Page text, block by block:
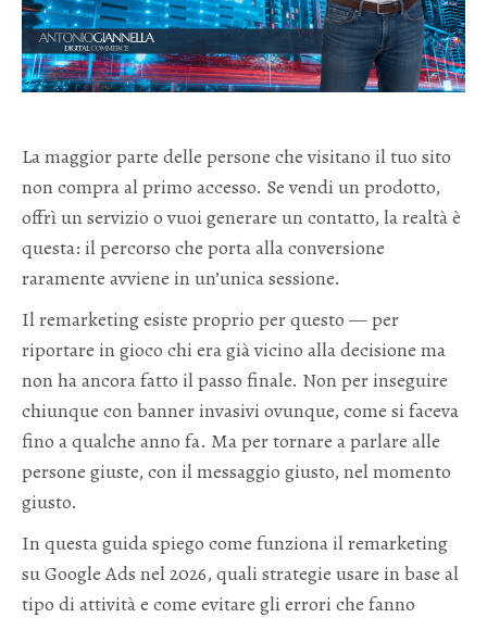
La maggior parte delle persone che visitano il tuo sito
non compra al primo accesso. Se vendi un prodotto,
offrì un servizio o vuoi generare un contatto, la realtà è
questa: il percorso che porta alla conversione
raramente avviene in un’unica sessione.
Il remarketing esiste proprio per questo — per
riportare in gioco chi era già vicino alla decisione ma
non ha ancora fatto il passo finale. Non per inseguire
chiunque con banner invasivi ovunque, come si faceva
fino a qualche anno fa. Ma per tornare a parlare alle
persone giuste, con il messaggio giusto, nel momento
giusto.
In questa guida spiego come funziona il remarketing
su Google Ads nel 2026, quali strategie usare in base al
tipo di attività e come evitare gli errori che fanno